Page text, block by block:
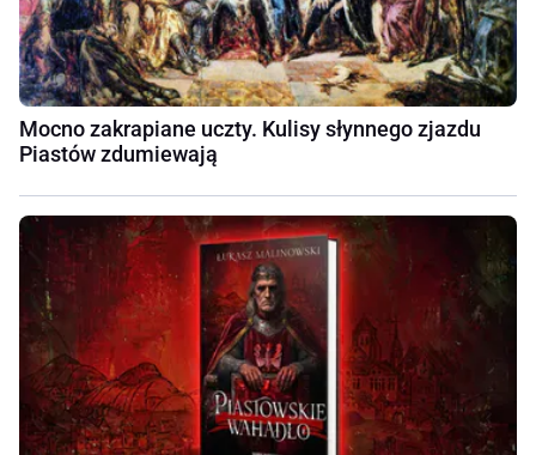
Mocno zakrapiane uczty. Kulisy słynnego zjazdu
Piastów zdumiewają